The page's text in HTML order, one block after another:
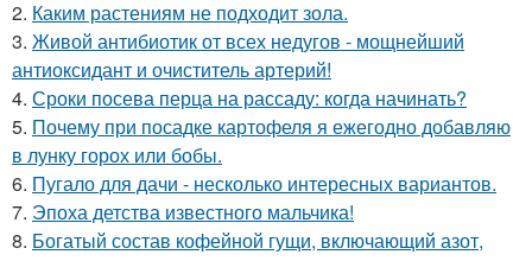
2. Каким растениям не подходит зола.
3. Живой антибиотик от всех недугов - мощнейший
антиоксидант и очиститель артерий!
4. Сроки посева перца на рассаду: когда начинать?
5. Почему при посадке картофеля я ежегодно добавляю
в лунку горох или бобы.
6. Пугало для дачи - несколько интересных вариантов.
7. Эпоха детства известного мальчика!
8. Богатый состав кофейной гущи, включающий азот,